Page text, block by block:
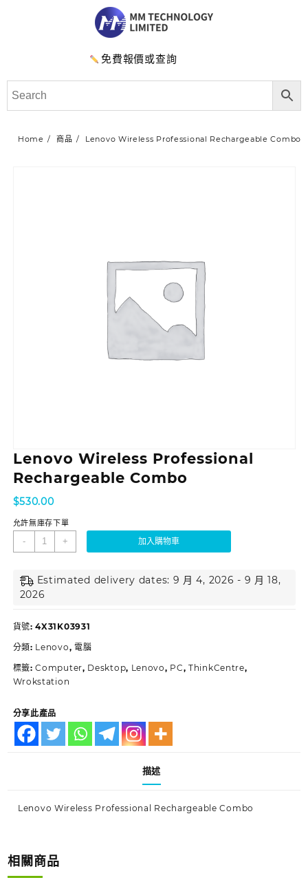
免費報價或查詢
Home 商品 Lenovo Wireless Professional Rechargeable Combo
Lenovo Wireless Professional
Rechargeable Combo
$530.00
允許無庫存下單
- + 加入購物車
Estimated delivery dates: 9 月 4, 2026 - 9 月 18,
2026
貨號:4X31K03931
分類: Lenovo, 電腦
標籤:Computer, Desktop, Lenovo, PC,ThinkCentre,
Wrokstation
分享此產品
描述
Lenovo Wireless Professional Rechargeable Combo
相關商品